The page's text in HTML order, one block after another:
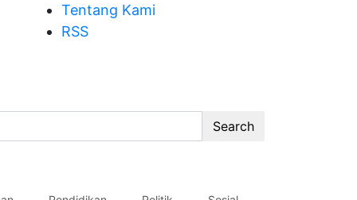
Tentang Kami
RSS
Search